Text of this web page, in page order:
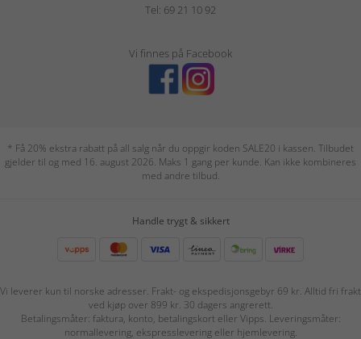
Tel: 69 21 10 92
Vi finnes på Facebook
* Få 20% ekstra rabatt på all salg når du oppgir koden SALE20 i kassen. Tilbudet
gjelder til og med 16. august 2026. Maks 1 gang per kunde. Kan ikke kombineres
med andre tilbud.
Handle trygt & sikkert
Vi leverer kun til norske adresser. Frakt- og ekspedisjonsgebyr 69 kr. Alltid fri frakt
ved kjøp over 899 kr. 30 dagers angrerett.
Betalingsmåter: faktura, konto, betalingskort eller Vipps. Leveringsmåter:
normallevering, ekspresslevering eller hjemlevering.